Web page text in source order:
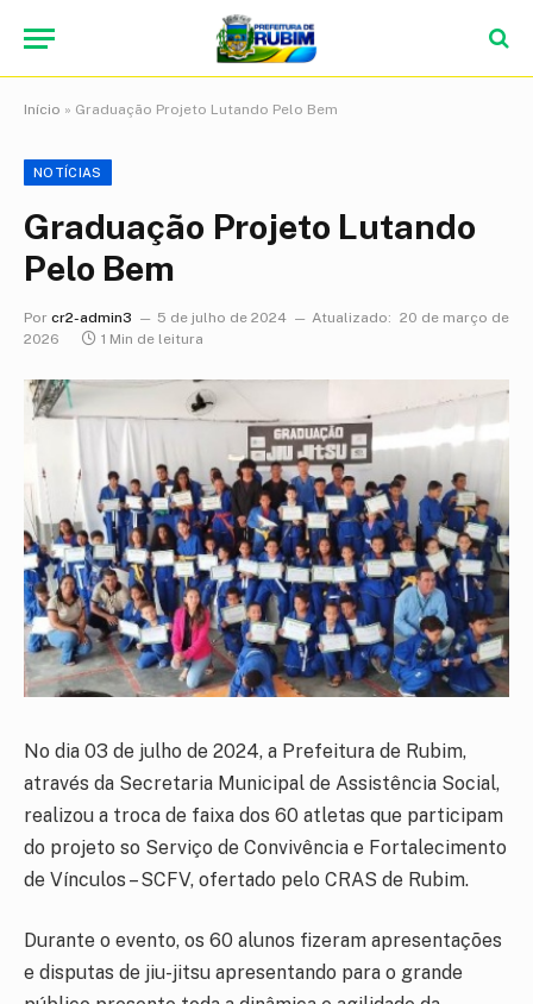
Início » Graduação Projeto Lutando Pelo Bem
NOTÍCIAS
Graduação Projeto Lutando
Pelo Bem
Por cr2-admin3 5 de julho de 2024 Atualizado: 20 de março de
2026
1 Min de leitura
No dia 03 de julho de 2024, a Prefeitura de Rubim,
através da Secretaria Municipal de Assistência Social,
realizou a troca de faixa dos 60 atletas que participam
do projeto so Serviço de Convivência e Fortalecimento
de Vínculos – SCFV, ofertado pelo CRAS de Rubim.
Durante o evento, os 60 alunos fizeram apresentações
e disputas de jiu-jitsu apresentando para o grande